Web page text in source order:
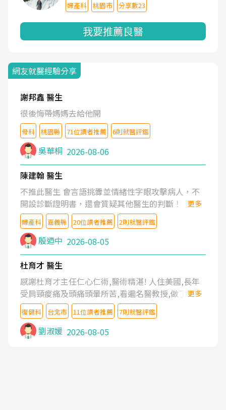
婦產科 桃園市 分享數23
我要推薦良醫
網友就醫經驗分享
謝邦鑫 醫生
很後悔帶媽媽去給他開
骨科 桃園縣 71位讀者推薦 6則就醫評鑑
吳華桐 2026-08-06
陳建翰 醫生
不推此醫生 會言語挑釁並情緒性字眼攻擊病人，不
開設診斷證明書，還會質疑其他醫生的判斷！
更多
婦產科 嘉義縣 20位讀者推薦 2則就醫評鑑
殷迺中 2026-08-05
杜育才 醫生
感謝杜育才主任仁心仁術,醫術精湛! 人住美國,長年
受肩頸痠痛及頭痛頭暈所苦,看遍名醫教授,做了各種
檢查,也嘗試過西醫打針,中醫針灸及物理徒手治療都
沒有用,後來連吃到嗎啡類止痛藥都效果有限,只是壓
症狀,沒多久就痛起來,多年失眠嚴重影響生活品質.
台灣親友介紹忠孝醫院杜育才主任是頸頭症候群專
更多
復健科 台北市 11位讀者推薦 7則就醫評鑑
劉淑媛 2026-08-05